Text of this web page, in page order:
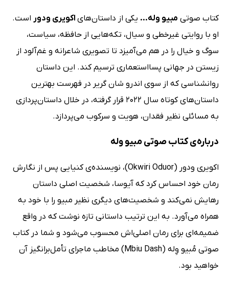
کتاب صوتی مبیو وله... یکی از داستان‌های اکویری ودور است.
او با روایتی غیرخطی و سیال، تکه‌هایی از حافظه، سیاست،
سوگ و خیال را در هم می‌آمیزد تا تصویری شاعرانه و غم‌آلود از
زیستن در جهانی پسااستعماری ترسیم کند. این داستان
روانشناسی که از سوی اندرو شان گریر در فهرست بهترین
داستان‌های کوتاه سال 2022 قرار گرفته، در خلال داستان‌پردازی
به مسائلی نظیر فقدان، هویت و سرکوب می‌پردازد.
درباره‌ی کتاب صوتی مبیو وله
اکویری ودور (Okwiri Oduor)، نویسنده‌ی کنیایی پس از نگارش
رمان خود احساس کرد که آیوسا، شخصیت اصلی داستان
رهایش نمی‌کند و شخصیت‌های دیگری نظیر مبیو را با خود به
همراه می‌آورد. به این ترتیب داستانی تازه نوشت که در واقع
ضمیمه‌ای برای رمان اصلی‌اش محسوب می‌شود و شما در کتاب
صوتی مُبیو وِله (Mbiu Dash) مخاطب ماجرای تأمل‌برانگیز آن
خواهید بود.